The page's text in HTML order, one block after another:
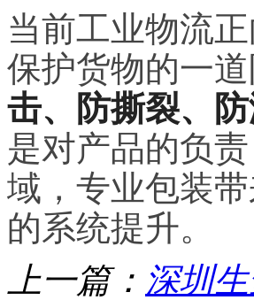
当前工业物流
保护货物的一
击、防撕裂、
是对产品的负
域，专业包装
的系统提升。
上一篇： 深圳